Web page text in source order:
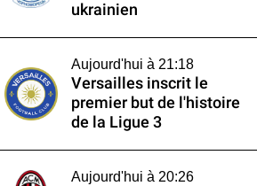
ukrainien
Aujourd'hui à 21:18
Versailles inscrit le
premier but de l'histoire
de la Ligue 3
Aujourd'hui à 20:26